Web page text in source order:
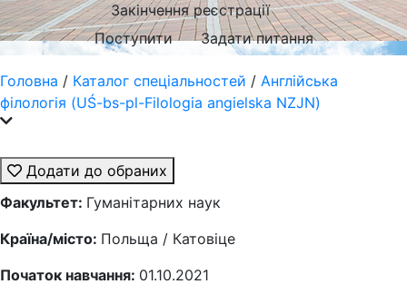
Закінчення реєстрації
Поступити
Задати питання
Головна / Каталог спеціальностей / Англійська
філологія (UŚ-bs-pl-Filologia angielska NZJN)
Додати до обраних
Факультет: Гуманітарних наук
Країна/місто: Польща / Катовіце
Початок навчання: 01.10.2021